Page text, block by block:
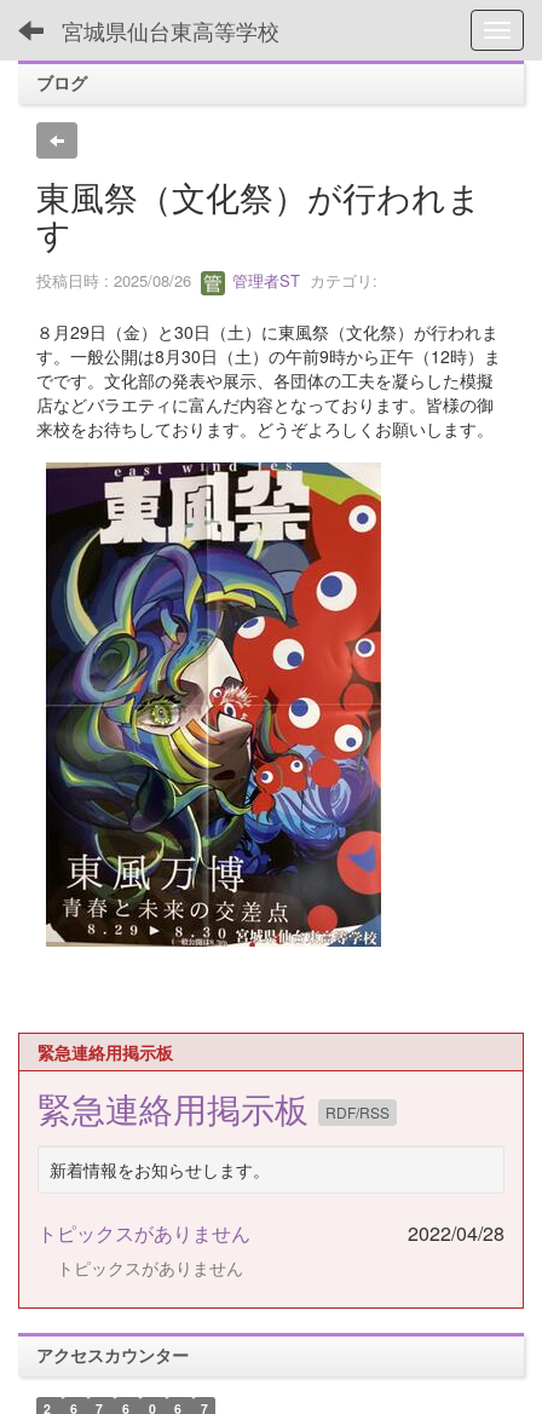
宮城県仙台東高等学校
ブログ
東風祭（文化祭）が行われま
す
投稿日時 : 2025/08/26 管理者ST カテゴリ:
８月29日（金）と30日（土）に東風祭（文化祭）が行われま
す。一般公開は8月30日（土）の午前9時から正午（12時）ま
でです。文化部の発表や展示、各団体の工夫を凝らした模擬
店などバラエティに富んだ内容となっております。皆様の御
来校をお待ちしております。どうぞよろしくお願いします。
緊急連絡用掲示板
緊急連絡用掲示板 RDF/RSS
新着情報をお知らせします。
トピックスがありません 2022/04/28
トピックスがありません
アクセスカウンター
2 6 7 6 0 6 7